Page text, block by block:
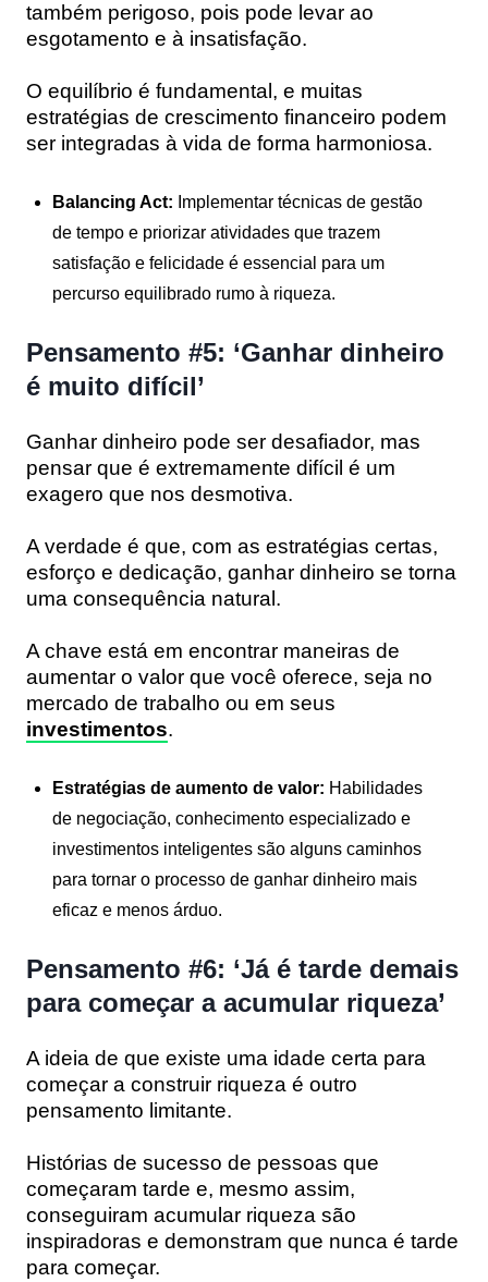
também perigoso, pois pode levar ao
esgotamento e à insatisfação.
O equilíbrio é fundamental, e muitas
estratégias de crescimento financeiro podem
ser integradas à vida de forma harmoniosa.
Balancing Act: Implementar técnicas de gestão
de tempo e priorizar atividades que trazem
satisfação e felicidade é essencial para um
percurso equilibrado rumo à riqueza.
Pensamento #5: ‘Ganhar dinheiro
é muito difícil’
Ganhar dinheiro pode ser desafiador, mas
pensar que é extremamente difícil é um
exagero que nos desmotiva.
A verdade é que, com as estratégias certas,
esforço e dedicação, ganhar dinheiro se torna
uma consequência natural.
A chave está em encontrar maneiras de
aumentar o valor que você oferece, seja no
mercado de trabalho ou em seus
investimentos.
Estratégias de aumento de valor: Habilidades
de negociação, conhecimento especializado e
investimentos inteligentes são alguns caminhos
para tornar o processo de ganhar dinheiro mais
eficaz e menos árduo.
Pensamento #6: ‘Já é tarde demais
para começar a acumular riqueza’
A ideia de que existe uma idade certa para
começar a construir riqueza é outro
pensamento limitante.
Histórias de sucesso de pessoas que
começaram tarde e, mesmo assim,
conseguiram acumular riqueza são
inspiradoras e demonstram que nunca é tarde
para começar.